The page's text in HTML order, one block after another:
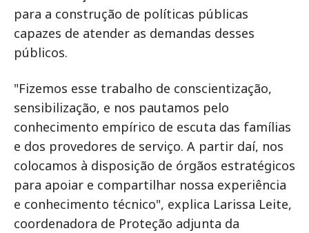
para a construção de políticas públicas
capazes de atender as demandas desses
públicos.
"Fizemos esse trabalho de conscientização,
sensibilização, e nos pautamos pelo
conhecimento empírico de escuta das famílias
e dos provedores de serviço. A partir daí, nos
colocamos à disposição de órgãos estratégicos
para apoiar e compartilhar nossa experiência
e conhecimento técnico", explica Larissa Leite,
coordenadora de Proteção adjunta da